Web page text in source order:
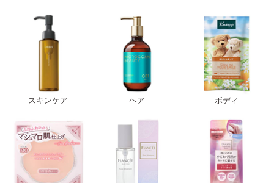
スキンケア ヘア ボディ